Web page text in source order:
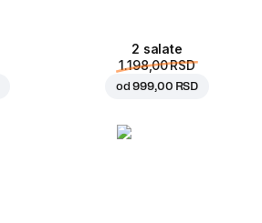
2 salate
1.198,00 RSD
od999,00 RSD